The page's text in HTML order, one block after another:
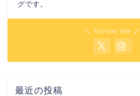
グです。
＼ Follow me ／
最近の投稿